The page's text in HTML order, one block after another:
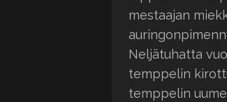
mestaajan
Neljätuhatta
temppelin
temppelin